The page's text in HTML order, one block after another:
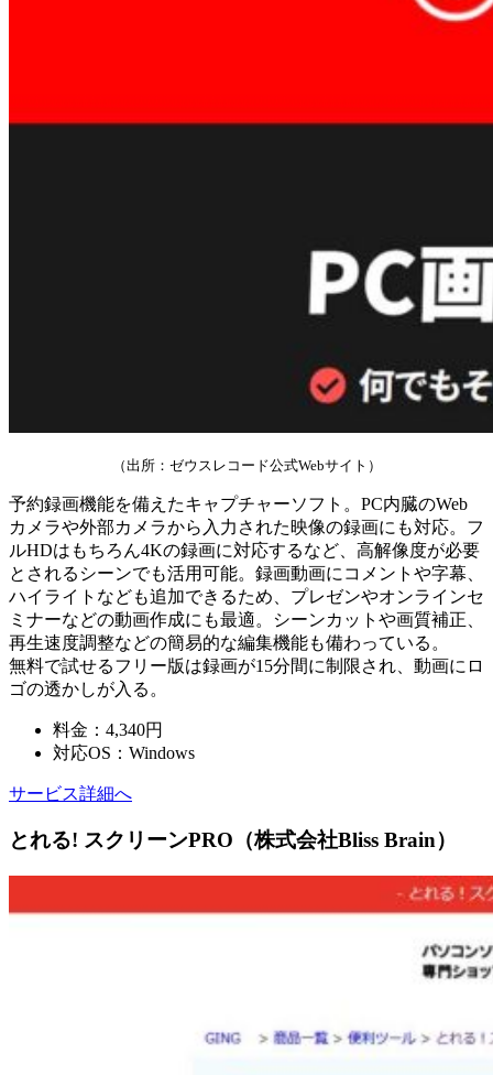
（出所：ゼウスレコード公式Webサイト）
予約録画機能を備えたキャプチャーソフト。PC内臓のWeb
カメラや外部カメラから入力された映像の録画にも対応。フ
ルHDはもちろん4Kの録画に対応するなど、高解像度が必要
とされるシーンでも活用可能。録画動画にコメントや字幕、
ハイライトなども追加できるため、プレゼンやオンラインセ
ミナーなどの動画作成にも最適。シーンカットや画質補正、
再生速度調整などの簡易的な編集機能も備わっている。
無料で試せるフリー版は録画が15分間に制限され、動画にロ
ゴの透かしが入る。
料金：4,340円
対応OS：Windows
サービス詳細へ
とれる! スクリーンPRO（株式会社Bliss Brain）